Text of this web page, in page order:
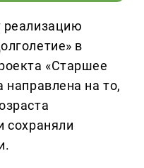
реализацию
в
«Старшее
направлена на то,
сохраняли